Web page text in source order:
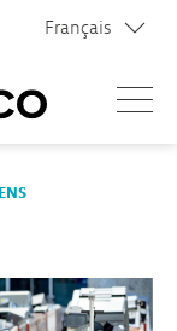
Français